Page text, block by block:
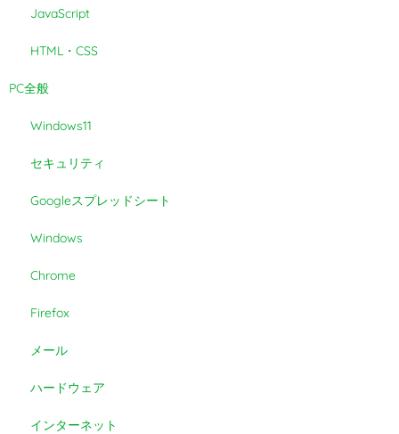
JavaScript
HTML・CSS
PC全般
Windows11
セキュリティ
Googleスプレッドシート
Windows
Chrome
Firefox
メール
ハードウェア
インターネット